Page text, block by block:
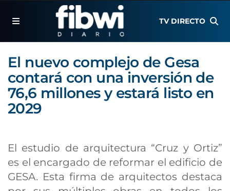
TV DIRECTO
El nuevo complejo de Gesa
contará con una inversión de
76,6 millones y estará listo en
2029
El estudio de arquitectura “Cruz y Ortiz”
es el encargado de reformar el edificio de
GESA. Esta firma de arquitectos destaca